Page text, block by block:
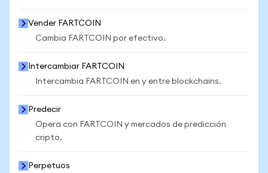
Vender FARTCOIN
Cambia FARTCOIN por efectivo.
Intercambiar FARTCOIN
Intercambia FARTCOIN en y entre blockchains.
Predecir
Opera con FARTCOIN y mercados de predicción
cripto.
Perpetuos